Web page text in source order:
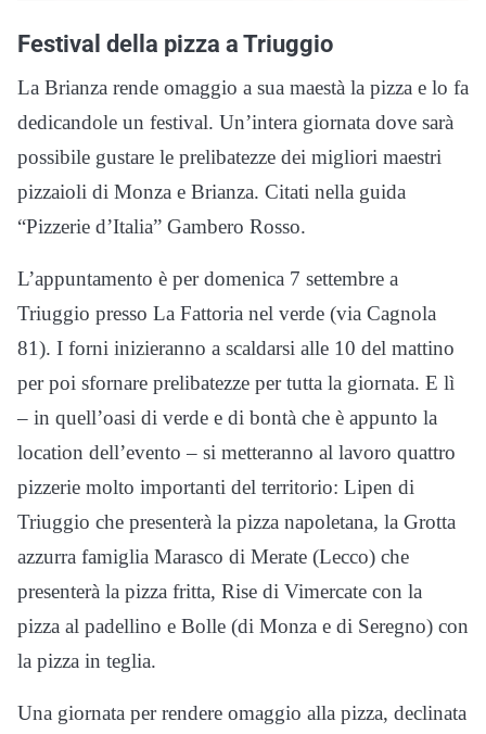
Festival della pizza a Triuggio
La Brianza rende omaggio a sua maestà la pizza e lo fa
dedicandole un festival. Un’intera giornata dove sarà
possibile gustare le prelibatezze dei migliori maestri
pizzaioli di Monza e Brianza. Citati nella guida
“Pizzerie d’Italia” Gambero Rosso.
L’appuntamento è per domenica 7 settembre a
Triuggio presso La Fattoria nel verde (via Cagnola
81). I forni inizieranno a scaldarsi alle 10 del mattino
per poi sfornare prelibatezze per tutta la giornata. E lì
– in quell’oasi di verde e di bontà che è appunto la
location dell’evento – si metteranno al lavoro quattro
pizzerie molto importanti del territorio: Lipen di
Triuggio che presenterà la pizza napoletana, la Grotta
azzurra famiglia Marasco di Merate (Lecco) che
presenterà la pizza fritta, Rise di Vimercate con la
pizza al padellino e Bolle (di Monza e di Seregno) con
la pizza in teglia.
Una giornata per rendere omaggio alla pizza, declinata